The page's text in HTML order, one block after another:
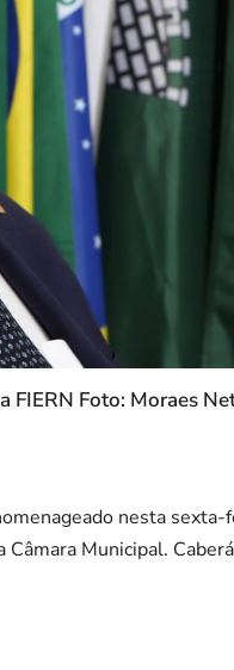
FIERN Foto: Moraes
nesta
Municipal.